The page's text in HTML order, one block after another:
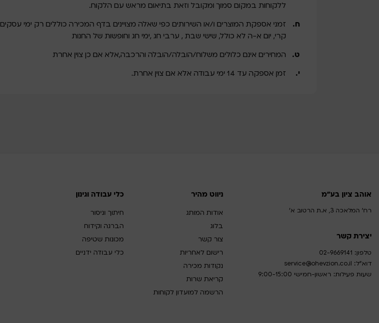
ללקוחות במקום סמוך ומקובל וזאת בתיאום מראש עם הלקוח.
זמני אספקת המוצרים ו/או השירותים כפי שאלה מצויינים בדף המכירה כוללים רק ימי עסקים
קרי, יום א-ה לא כולל, שישי שבת , ערבי חג ,ימי חג וחופשות של החנות
המחירים אינם כלולים משלוח/הובלה/הובלה והרכבה,אלא אם כן צוין אחרת
זמן אספקה עד 14 ימי עבודה אלא אם צוין אחרת.
אוהב ציון בע"מ
רח' המלאכה 3, א.ת הרטוב א'
יצירת קשר
טלפון: 02-9669141
דוא”ל: service@ohevzion.co.il
שעות פעילות: ראשון-חמישי 9:00-15:00
ניווט מהיר
אודות המותג
בלוג
צור קשר
רישום לאחריות
נקודות מכירה
קריאת שרות
הרשמה למועדון לקוחות
כלי עבודה וגינון
חיתוך וניסור
הברגה וקידוח
מכונות שטיפה
כלי עבודה ידניים